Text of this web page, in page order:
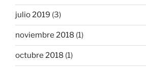
julio 2019 (3)
noviembre 2018 (1)
octubre 2018 (1)